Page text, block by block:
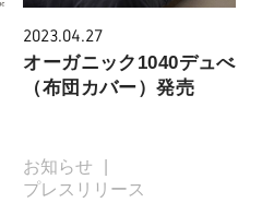
2023.04.27
オーガニック1040デュべ
（布団カバー）発売
お知らせ
プレスリリース